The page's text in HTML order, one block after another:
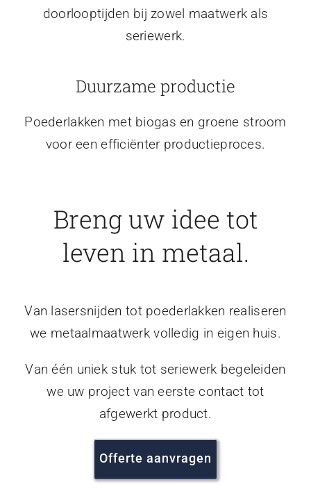
doorlooptijden bij zowel maatwerk als
seriewerk.
Duurzame productie
Poederlakken met biogas en groene stroom
voor een efficiënter productieproces.
Breng uw idee tot
leven in metaal.
Van lasersnijden tot poederlakken realiseren
we metaalmaatwerk volledig in eigen huis.
Van één uniek stuk tot seriewerk begeleiden
we uw project van eerste contact tot
afgewerkt product.
Offerte aanvragen